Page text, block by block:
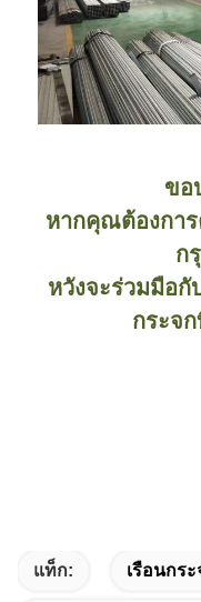
ขอ
หากคุณต้องการ
ก
หวังจะร่วมมือกั
กระจ
แท็ก: เรือนกร